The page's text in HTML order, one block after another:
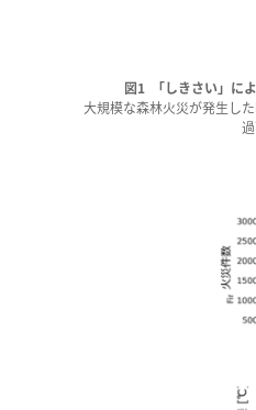
図1 「しきさい」に
大規模な森林火災が発生し